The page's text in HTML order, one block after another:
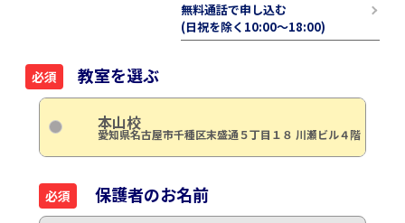
無料通話で申し込む
(日祝を除く10:00〜18:00)
必須 教室を選ぶ
本山校
愛知県名古屋市千種区末盛通５丁目１８ 川瀬ビル４階
必須 保護者のお名前